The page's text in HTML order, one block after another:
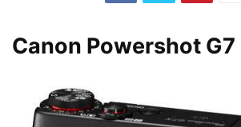
Canon Powershot G7